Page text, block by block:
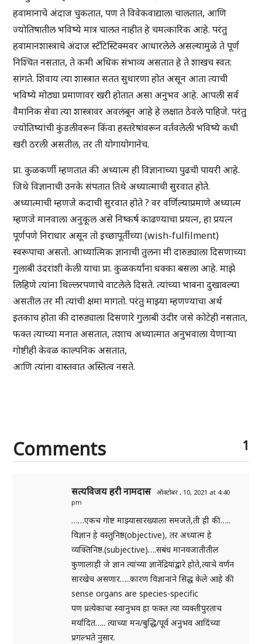
हवामानाचे अंदाज चुकतात, पण ते विवेकवाद्याला चालतात, आणि
ज्योतिषातील भविष्ये मात्र चालत नाहीत हे चमत्कारिक आहे. परंतु
हवामानशास्त्राचे अंदाज स्टॅटिस्टिक्मवर आधारलेले असल्यामुळे ते पूर्ण
निश्चित नसतात, ते कमी अधिक संभाव्य असतात हे ते शाखच स्वत:
सांगते. शिवाय त्या शास्त्रात सतत सुधारणा होत असून आता त्याची
भविष्ये मोठ्या प्रमाणावर खरी होतात असा अनुभव आहे. आपली सर्व
वैमानिक सेवा त्या शास्त्रावर अवलंबून आहे हे लक्षात ठेवले पाहिजे. परंतु
ज्योतिष्यांची कुंडलीवरून किंवा हस्तरेषांवरून वर्तवलेली भविष्ये कधी
खरी ठरली असतील, तर ती योगायोगानेच.
प्रा. कुळकर्णी म्हणतात की अध्यात्म ही विज्ञानाच्या पुढची पायरी आहे.
जिथे विज्ञानाची उनके संपतात तिथे अध्यात्माची सुरवात होते.
अध्यात्माची म्हणजे कदाची सुरवात होते ? वर वर्णिल्याप्रमाणे अध्यात्म
म्हणजे मानवाला अनुकूल असे निष्कर्ष काढण्याचा प्रयत्न, हा प्रयत्न
पूर्णपणे निराधार असून तो इच्छापूर्तीच्या (wish-fulfilment)
स्वरूपाचा असतो. आध्यात्मिक ज्ञानाची तुलना मी दारुड्याला दिसणाच्या
गुलाबी उंदरांशी केली याचा प्रा. कुळकर्यांना धक्का बसला आहे. माझे
लिहिणे त्यांना थिल्लरपणाचे वाटलेले दिसते. त्यांच्या भावना दुखावल्या
असतील तर मी त्यांची क्षमा मागतो. परंतु माझ्या म्हणण्याचा अर्थ
इतकाच होता की दारुड्याला दिसणारे गुलाबी उंदीर जसे कोटेही नसतात,
फक्त त्याच्या मनात असतात, तशाच अध्यात्मात अनुभवाला येणार्‍या
गोष्टीही केवळ काल्पनिक असतात,
आणि त्यांना वास्तवात अस्तित्व नसते.
Comments 1
सत्यविजय हरी नामदास
ऑक्टोबर , 10, 2021 at 4:40
pm
……एकच गोष्ट माझ्यासारख्याला समजते,ती ही की…..
विज्ञान हे वस्तुनिष्ठ(objective), तर अध्यात्म हे
व्यक्तिनिष्ठ.(subjective)….सबंध मानवजातीतील
कुणालाही जे ज्ञान त्यांच्या ज्ञानेंद्रियांद्वारे होते,त्याचे वर्णन
सारखेच असणार…..कारण विज्ञानाने सिद्ध केले आहे की
sense organs are species-specific
पण प्रत्येकाचा स्वानुभव हा फक्त त्या व्यक्तीपुरताच
मर्यादित….. त्याच्या मन/बुद्धि/पूर्व अनुभव आदिंच्या
प्रगल्भते नुसार.